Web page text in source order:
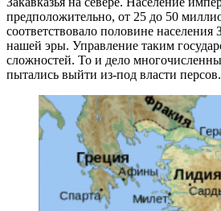
предположительно, от 25 до 50
соответствовало половине
нашей эры. Управление таким
сложностей. То и дело
пытались выйти из-под власти персов.